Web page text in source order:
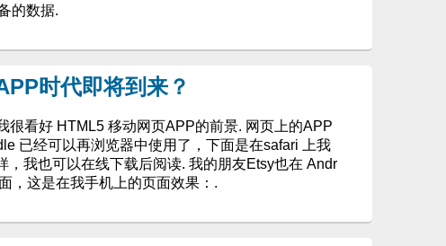
的数据.
时代即将到来？
很看好 HTML5 移动网页APP的前景. 网页上的APP
已经可以再浏览器中使用了，下面是在safari 上我
我也可以在线下载后阅读. 我的朋友Etsy也在 Andr
，这是在我手机上的页面效果：.